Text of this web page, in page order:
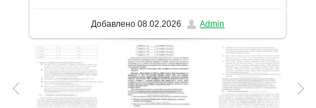
Добавлено 08.02.2026 Admin